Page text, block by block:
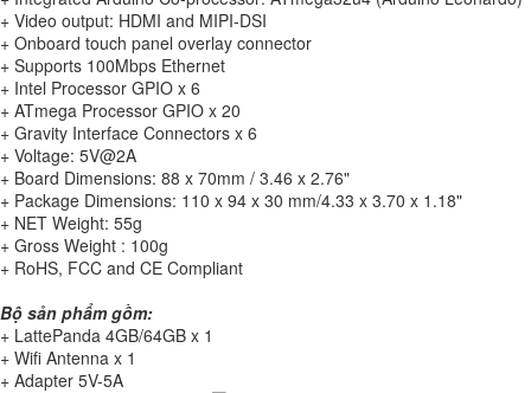
+ Video output: HDMI and MIPI-DSI
+ Onboard touch panel overlay connector
+ Supports 100Mbps Ethernet
+ Intel Processor GPIO x 6
+ ATmega Processor GPIO x 20
+ Gravity Interface Connectors x 6
+ Voltage: 5V@2A
+ Board Dimensions: 88 x 70mm / 3.46 x 2.76"
+ Package Dimensions: 110 x 94 x 30 mm/4.33 x 3.70 x 1.18"
+ NET Weight: 55g
+ Gross Weight : 100g
+ RoHS, FCC and CE Compliant
Bộ sản phẩm gồm:
+ LattePanda 4GB/64GB x 1
+ Wifi Antenna x 1
+ Adapter 5V-5A